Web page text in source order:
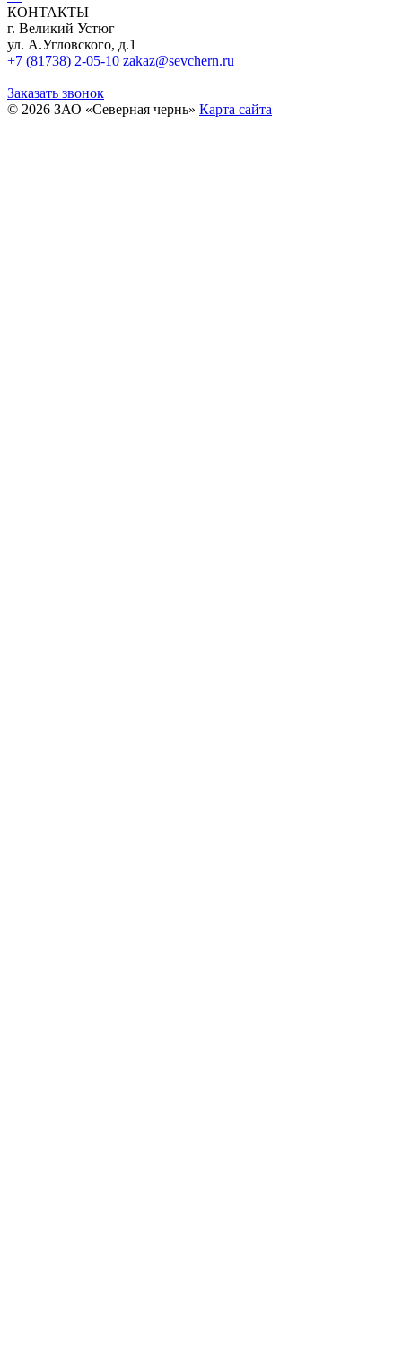
КОНТАКТЫ
г. Великий Устюг
ул. А.Угловского, д.1
+7 (81738) 2-05-10 zakaz@sevchern.ru
Заказать звонок
© 2026 ЗАО «Северная чернь» Карта сайта